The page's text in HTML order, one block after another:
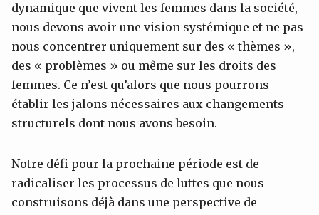
dynamique que vivent les femmes dans la société,
nous devons avoir une vision systémique et ne pas
nous concentrer uniquement sur des « thèmes »,
des « problèmes » ou même sur les droits des
femmes. Ce n’est qu’alors que nous pourrons
établir les jalons nécessaires aux changements
structurels dont nous avons besoin.
Notre défi pour la prochaine période est de
radicaliser les processus de luttes que nous
construisons déjà dans une perspective de